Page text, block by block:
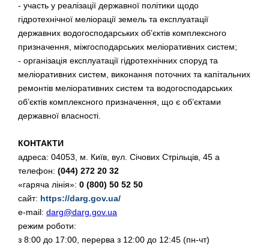
- участь у реалізації державної політики щодо
гідротехнічної меліорації земель та експлуатації
державних водогосподарських об’єктів комплексного
призначення, міжгосподарських меліоративних систем;
- організація експлуатації гідротехнічних споруд та
меліоративних систем, виконання поточних та капітальних
ремонтів меліоративних систем та водогосподарських
об’єктів комплексного призначення, що є об’єктами
державної власності.
КОНТАКТИ
адреса: 04053, м. Київ, вул. Січових Стрільців, 45 а
телефон: (044) 272 20 32
«гаряча лінія»: 0 (800) 50 52 50
сайт: https://darg.gov.ua/
e-mail: darg@darg.gov.ua
режим роботи:
з 8:00 до 17:00, перерва з 12:00 до 12:45 (пн-чт)